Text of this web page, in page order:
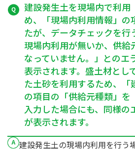
建設発生土を現場内で利用
め、「現場内利用情報」の
たが、データチェックを行
現場内利用が無いか、供給
なっていません。」とのエ
表示されます。盛土材とし
た土砂を利用するため、
の項目の「供給元種類」を
入力した場合にも、同様の
が表示されます。
建設発生土の現場内利用を行う